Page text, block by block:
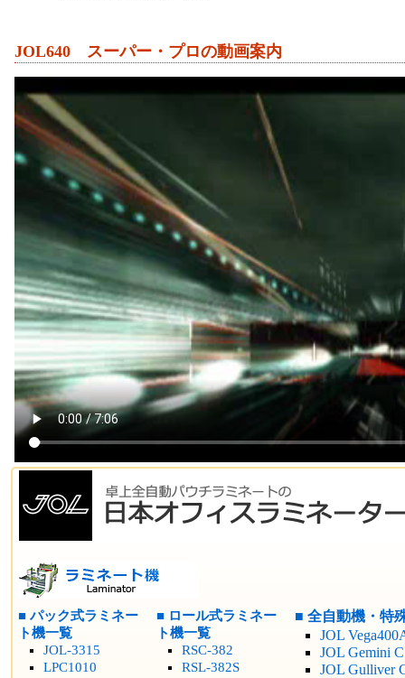
JOL640 スーパー・プロの動画案内
■ パック式ラミネー
ト機一覧
JOL-3315
LPC1010
■ ロール式ラミネー
ト機一覧
RSC-382
RSL-382S
■ 全自動機・特
JOL
JOL Gemini
JOL Gulliver